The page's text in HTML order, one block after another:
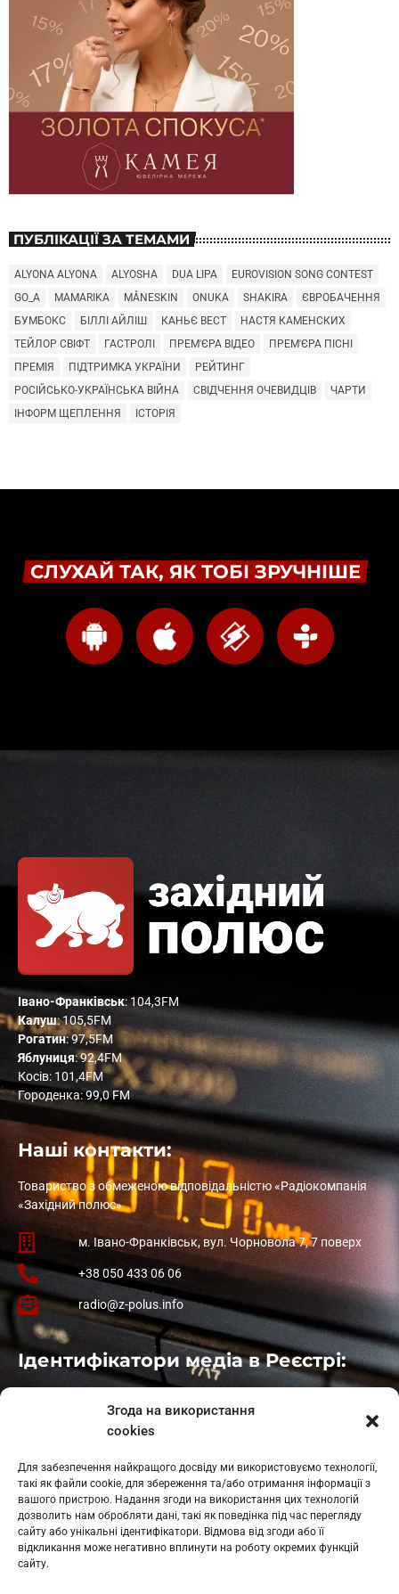
Згода на використання
cookies
Для забезпечення найкращого досвіду ми використовуємо технології,
такі як файли cookie, для збереження та/або отримання інформації з
вашого пристрою. Надання згоди на використання цих технологій
дозволить нам обробляти дані, такі як поведінка під час перегляду
сайту або унікальні ідентифікатори. Відмова від згоди або її
відкликання може негативно вплинути на роботу окремих функцій
сайту.
ПУБЛІКАЦІЇ ЗА ТЕМАМИ
ALYONA ALYONA ALYOSHA DUA LIPA
EUROVISION SONG CONTEST
GO_A
MAMARIKA MÅNESKIN ONUKA SHAKIRA
ЄВРОБАЧЕННЯ
БУМБОКС
БІЛЛІ АЙЛІШ КАНЬЄ ВЕСТ
НАСТЯ КАМЕНСКИХ
ТЕЙЛОР СВІФТ
ГАСТРОЛІ ПРЕМ'ЄРА ВІДЕО
ПРЕМ'ЄРА ПІСНІ
ПРЕМІЯ
ПІДТРИМКА УКРАЇНИ
РЕЙТИНГ
РОСІЙСЬКО-УКРАЇНСЬКА ВІЙНА
СВІДЧЕННЯ ОЧЕВИДЦІВ
ЧАРТИ
ІНФОРМ ЩЕПЛЕННЯ
ІСТОРІЯ
СЛУХАЙ ТАК, ЯК ТОБІ ЗРУЧНІШЕ
Івано-Франківськ: 104,3FM
Калуш: 105,5FM
Рогатин: 97,5FM
Яблуниця: 92,4FM
Косів: 101,4FM
Городенка: 99,0 FM
Наші контакти:
Товариство з обмеженою відповідальністю «Радіокомпанія
«Західний полюс»
м. Івано-Франківськ, вул. Чорновола 7, 7 поверх
+38 050 433 06 06
radio@z-polus.info
Ідентифікатори медіа в Реєстрі:
: L11-01410
: L11-01801
Косів: L11-01805
Гарасимів: L11-02274